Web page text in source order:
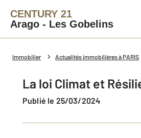
CENTURY 21
Arago - Les Gobelins
Immobilier Actualités immobilières à PARIS
La loi Climat et
Publié le 25/03/2024